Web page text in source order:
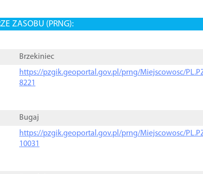
ZASOBU (PRNG):
Brzekiniec
https://pzgik.geoportal.gov.pl/prng/Miejscowosc/
8221
Bugaj
https://pzgik.geoportal.gov.pl/prng/Miejscowosc/
10031